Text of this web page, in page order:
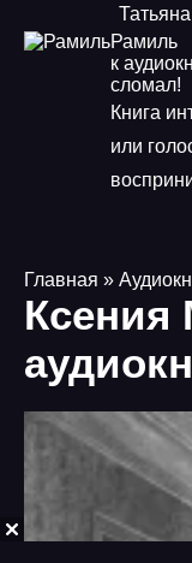
Рамиль
к
сломал!
Книга
или
Главная »
Ксения